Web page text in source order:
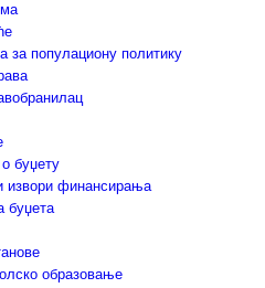
за популациону политику
буџету
извори финансирања
буџета
образовање